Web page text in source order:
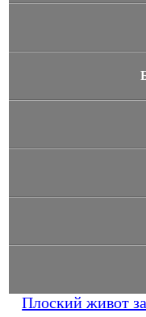
Плоский живот